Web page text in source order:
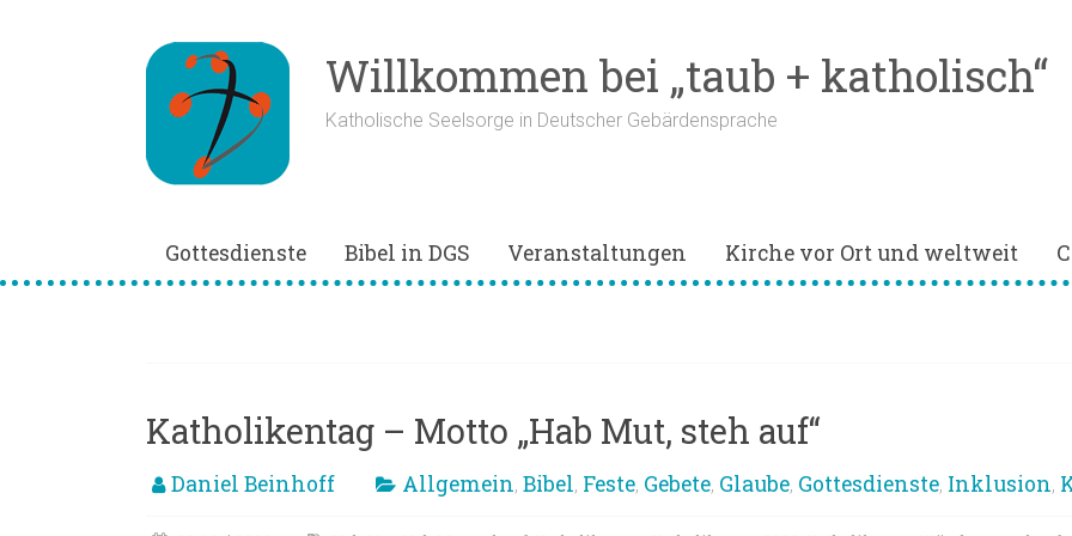
Willkommen bei „taub + katholisch“
Katholische Seelsorge in Deutscher Gebärdensprache
Gottesdienste Bibel in DGS Veranstaltungen Kirche vor Ort und weltweit
Katholikentag – Motto „Hab Mut, steh auf“
Daniel Beinhoff Allgemein, Bibel, Feste, Gebete, Glaube, Gottesdienste, Inklusion,